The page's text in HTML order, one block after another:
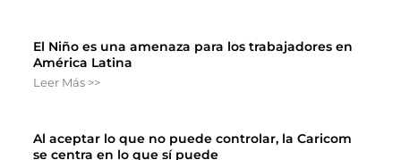
El Niño es una amenaza para los trabajadores en
América Latina
Leer Más >>
Al aceptar lo que no puede controlar, la Caricom
se centra en lo que sí puede